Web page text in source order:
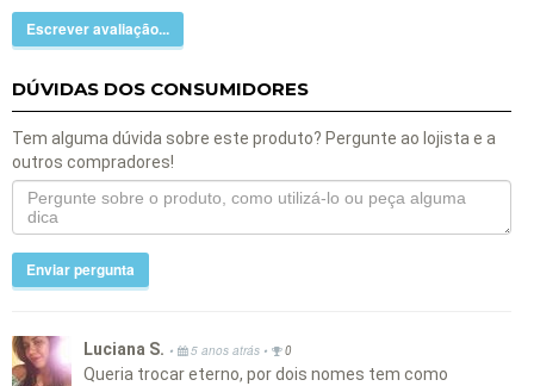
Escrever avaliação...
DÚVIDAS DOS CONSUMIDORES
Tem alguma dúvida sobre este produto? Pergunte ao lojista e a
outros compradores!
Enviar pergunta
Luciana S. • 5 anos atrás • 0
Queria trocar eterno, por dois nomes tem como